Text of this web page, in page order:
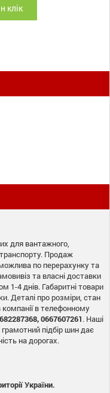
клік
для вантажного,
Продаж
по перерахунку та
та власні доставки
1-4 днів. Габаритні товари
Деталі про розміри, стан
в телефонному
0667607261. Наші
підбір шин дає
на дорогах.
України.